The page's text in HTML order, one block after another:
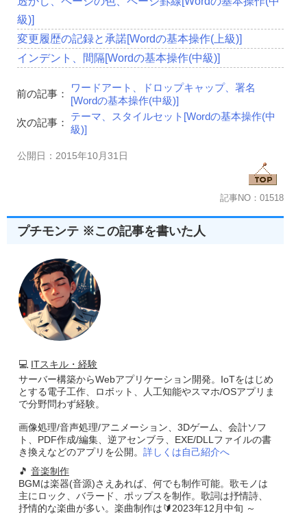
級)]
変更履歴の記録と承諾[Wordの基本操作(上級)]
インデント、間隔[Wordの基本操作(中級)]
前の記事：
ワードアート、ドロップキャップ、署名
[Wordの基本操作(中級)]
次の記事：
テーマ、スタイルセット[Wordの基本操作(中
級)]
公開日：2015年10月31日
記事NO：01518
プチモンテ ※この記事を書いた人
💻 ITスキル・経験
サーバー構築からWebアプリケーション開発。IoTをはじめ
とする電子工作、ロボット、人工知能やスマホ/OSアプリま
で分野問わず経験。
画像処理/音声処理/アニメーション、3Dゲーム、会計ソフ
ト、PDF作成/編集、逆アセンブラ、EXE/DLLファイルの書
き換えなどのアプリを公開。 詳しくは自己紹介へ
🎵 音楽制作
BGMは楽器(音源)さえあれば、何でも制作可能。歌モノは
主にロック、バラード、ポップスを制作。歌詞は抒情詩、
抒情的な楽曲が多い。楽曲制作は🔰2023年12月中旬 ～